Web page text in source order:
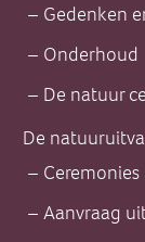
Gedenken
Onderhoud
De natuur
De
Aanvraag